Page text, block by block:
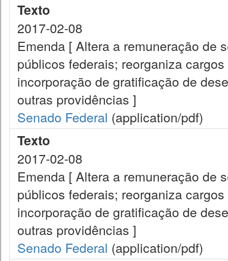
Texto
2017-02-08
Emenda [ Altera a remuneração de
públicos federais; reorganiza
incorporação de gratificação de
outras providências ]
Senado Federal (application/pdf)
Texto
2017-02-08
Emenda [ Altera a remuneração de
públicos federais; reorganiza
incorporação de gratificação de
outras providências ]
Senado Federal (application/pdf)